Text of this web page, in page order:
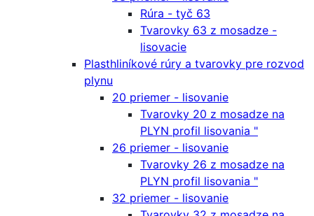
Rúra - tyč 63
Tvarovky 63 z mosadze -
lisovacie
Plasthliníkové rúry a tvarovky pre rozvod
plynu
20 priemer - lisovanie
Tvarovky 20 z mosadze na
PLYN profil lisovania "
26 priemer - lisovanie
Tvarovky 26 z mosadze na
PLYN profil lisovania "
32 priemer - lisovanie